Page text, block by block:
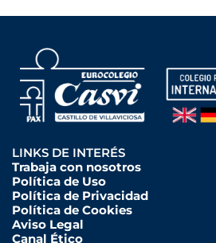
LINKS DE INTERÉS
Trabaja con nosotros
Política de Uso
Política de Privacidad
Política de Cookies
Aviso Legal
Canal Ético